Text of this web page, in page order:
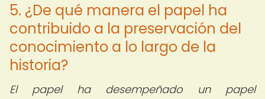
5. ¿De qué manera el papel ha
contribuido a la preservación del
conocimiento a lo largo de la
historia?
El papel ha desempeñado un papel